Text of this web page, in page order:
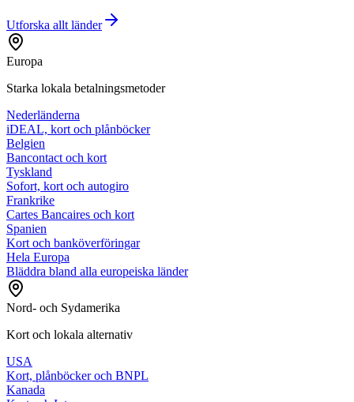
Utforska allt länder
Europa
Starka lokala betalningsmetoder
Nederländerna
iDEAL, kort och plånböcker
Belgien
Bancontact och kort
Tyskland
Sofort, kort och autogiro
Frankrike
Cartes Bancaires och kort
Spanien
Kort och banköverföringar
Hela Europa
Bläddra bland alla europeiska länder
Nord- och Sydamerika
Kort och lokala alternativ
USA
Kort, plånböcker och BNPL
Kanada